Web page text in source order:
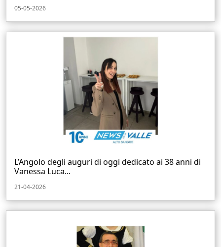
05-05-2026
L’Angolo degli auguri di oggi dedicato ai 38 anni di
Vanessa Luca...
21-04-2026